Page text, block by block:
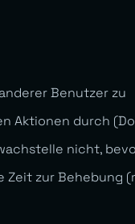
Benutzer zu
Aktionen durch
nicht,
Zeit zur Behebung